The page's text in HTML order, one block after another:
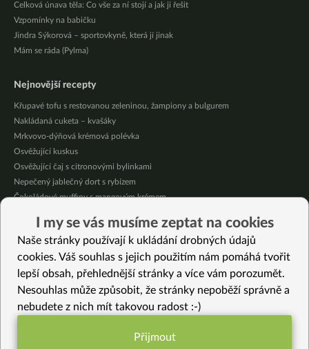
Celková únava těla: Co vše za ní stojí a jak ji řešit
Vzpomínky na babičku
Jindra Sýkorová – sportovkyně, která jí jinak
Mám se ráda (Pylma)
Nejnovější recepty
Křupavé tofu s restovanou zeleninou, žampiony a bulgurem
Nakládaná cuketa – kvašáky
Mrkvovo-dýňová krémová polévka
Osvěžující kuskus
Osvěžující čaj s citronovými bylinkami
Nepečený jablečný dort s rybízem
Čokoládové muffiny s mangovým krémem
Krémová zeleninová polévka s koprem a vločkami
Celozrnná rýže basmati se zeleninou
Vybrané recepty
Čínská rýžová kaše s hokkaido a pórkem
I my se vás musíme zeptat na cookies
Naše stránky používají k ukládání drobných údajů
cookies. Váš souhlas s jejich použitím nám pomáhá tvořit
lepší obsah, přehlednější stránky a více vám porozumět.
Nesouhlas může způsobit, že stránky nepoběží správně a
nebudete z nich mít takovou radost :-)
Přijmout